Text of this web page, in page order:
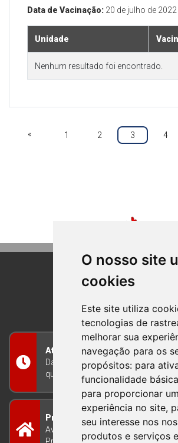
O nosso site
cookies
Este site utiliza
tecnologias de
melhorar sua
navegação para os
propósitos: para
funcionalidade
para proporcionar
experiência no site,
seu interesse nos
produtos e serviços
Data de Vacinação: 20 de julho de 2022
Unidade
Nenhum resultado foi encontrado.
« 1 2 3 4
BOM
RIO GRANDE DO SUL
Atendimento
Das 8h às 12h e das 13h às 17h30,
quinta-feira, e nas sextas-feiras das
Prefeitura Municipal
Avenida Guilherme Winter 65 -